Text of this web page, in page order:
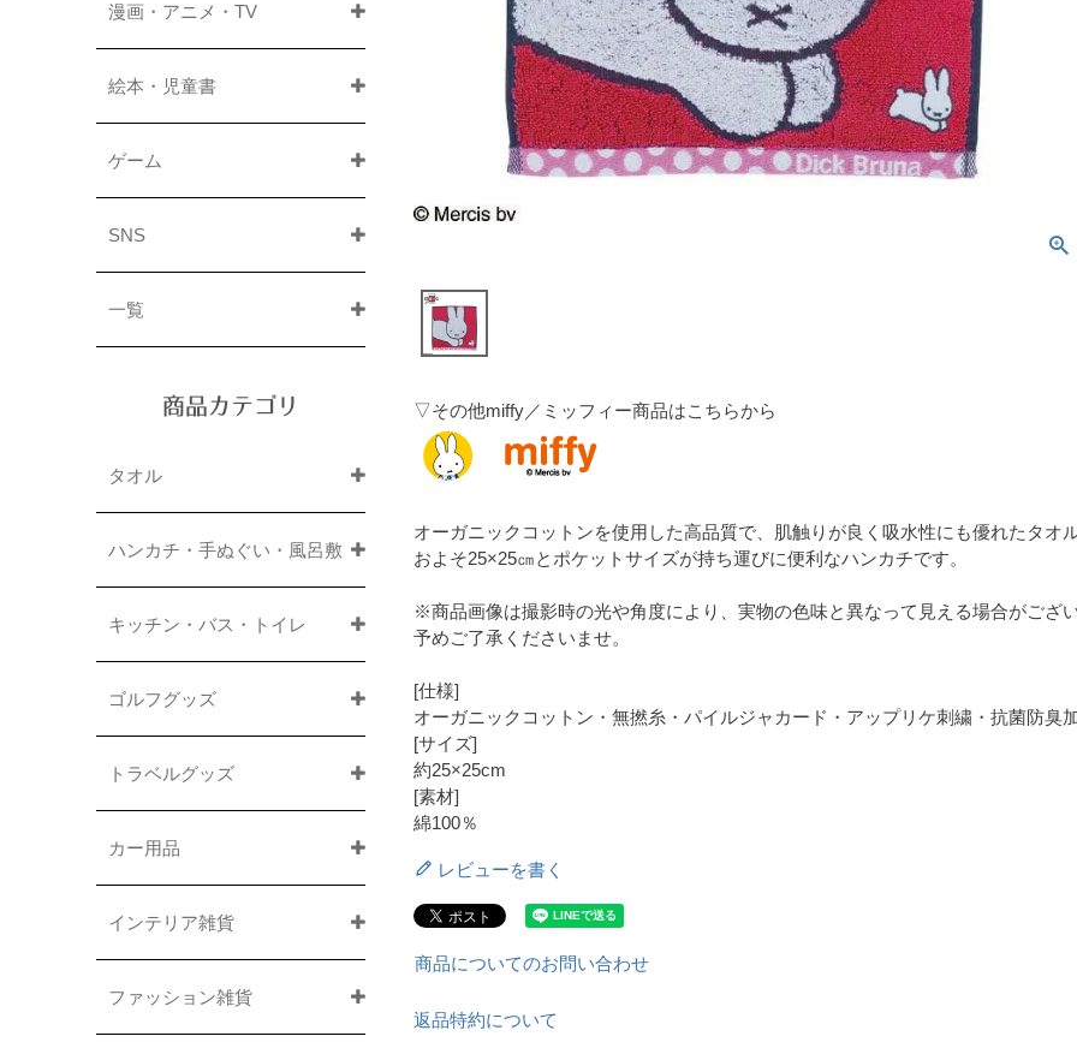
漫画・アニメ・TV
絵本・児童書
ゲーム
SNS
一覧
商品カテゴリ
タオル
ハンカチ・手ぬぐい・風呂敷
キッチン・バス・トイレ
ゴルフグッズ
トラベルグッズ
カー用品
インテリア雑貨
ファッション雑貨
▽その他miffy／ミッフィー商品はこちらから
オーガニックコットンを使用した高品質で、肌触りが良く吸水性にも優れたタオ
およそ25×25㎝とポケットサイズが持ち運びに便利なハンカチです。
※商品画像は撮影時の光や角度により、実物の色味と異なって見える場合がござい
予めご了承くださいませ。
[仕様]
オーガニックコットン・無撚糸・パイルジャカード・アップリケ刺繍・抗菌防臭
[サイズ]
約25×25cm
[素材]
綿100％
レビューを書く
商品についてのお問い合わせ
返品特約について